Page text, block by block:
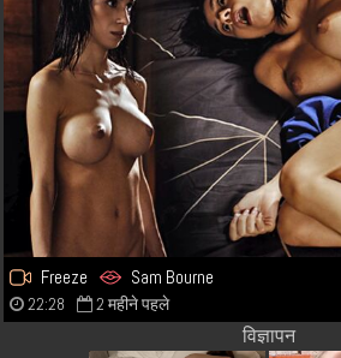
Freeze Sam Bourne
22:28 2 महीने पहले
विज्ञापन